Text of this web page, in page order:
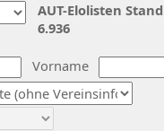
Vorname
AUT-Elolisten
6.936